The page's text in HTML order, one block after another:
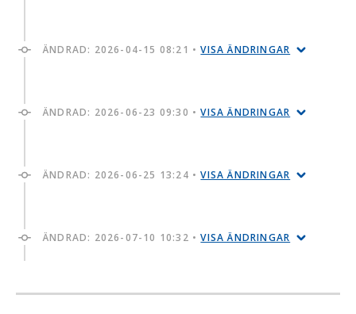
ÄNDRAD: 2026-04-15 08:21 •VISA ÄNDRINGAR
ÄNDRAD: 2026-06-23 09:30 •VISA ÄNDRINGAR
ÄNDRAD: 2026-06-25 13:24 •VISA ÄNDRINGAR
ÄNDRAD: 2026-07-10 10:32 •VISA ÄNDRINGAR